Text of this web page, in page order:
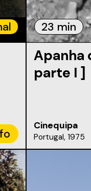
23 min
Apanha
parte I ]
Cinequipa
Portugal, 1975